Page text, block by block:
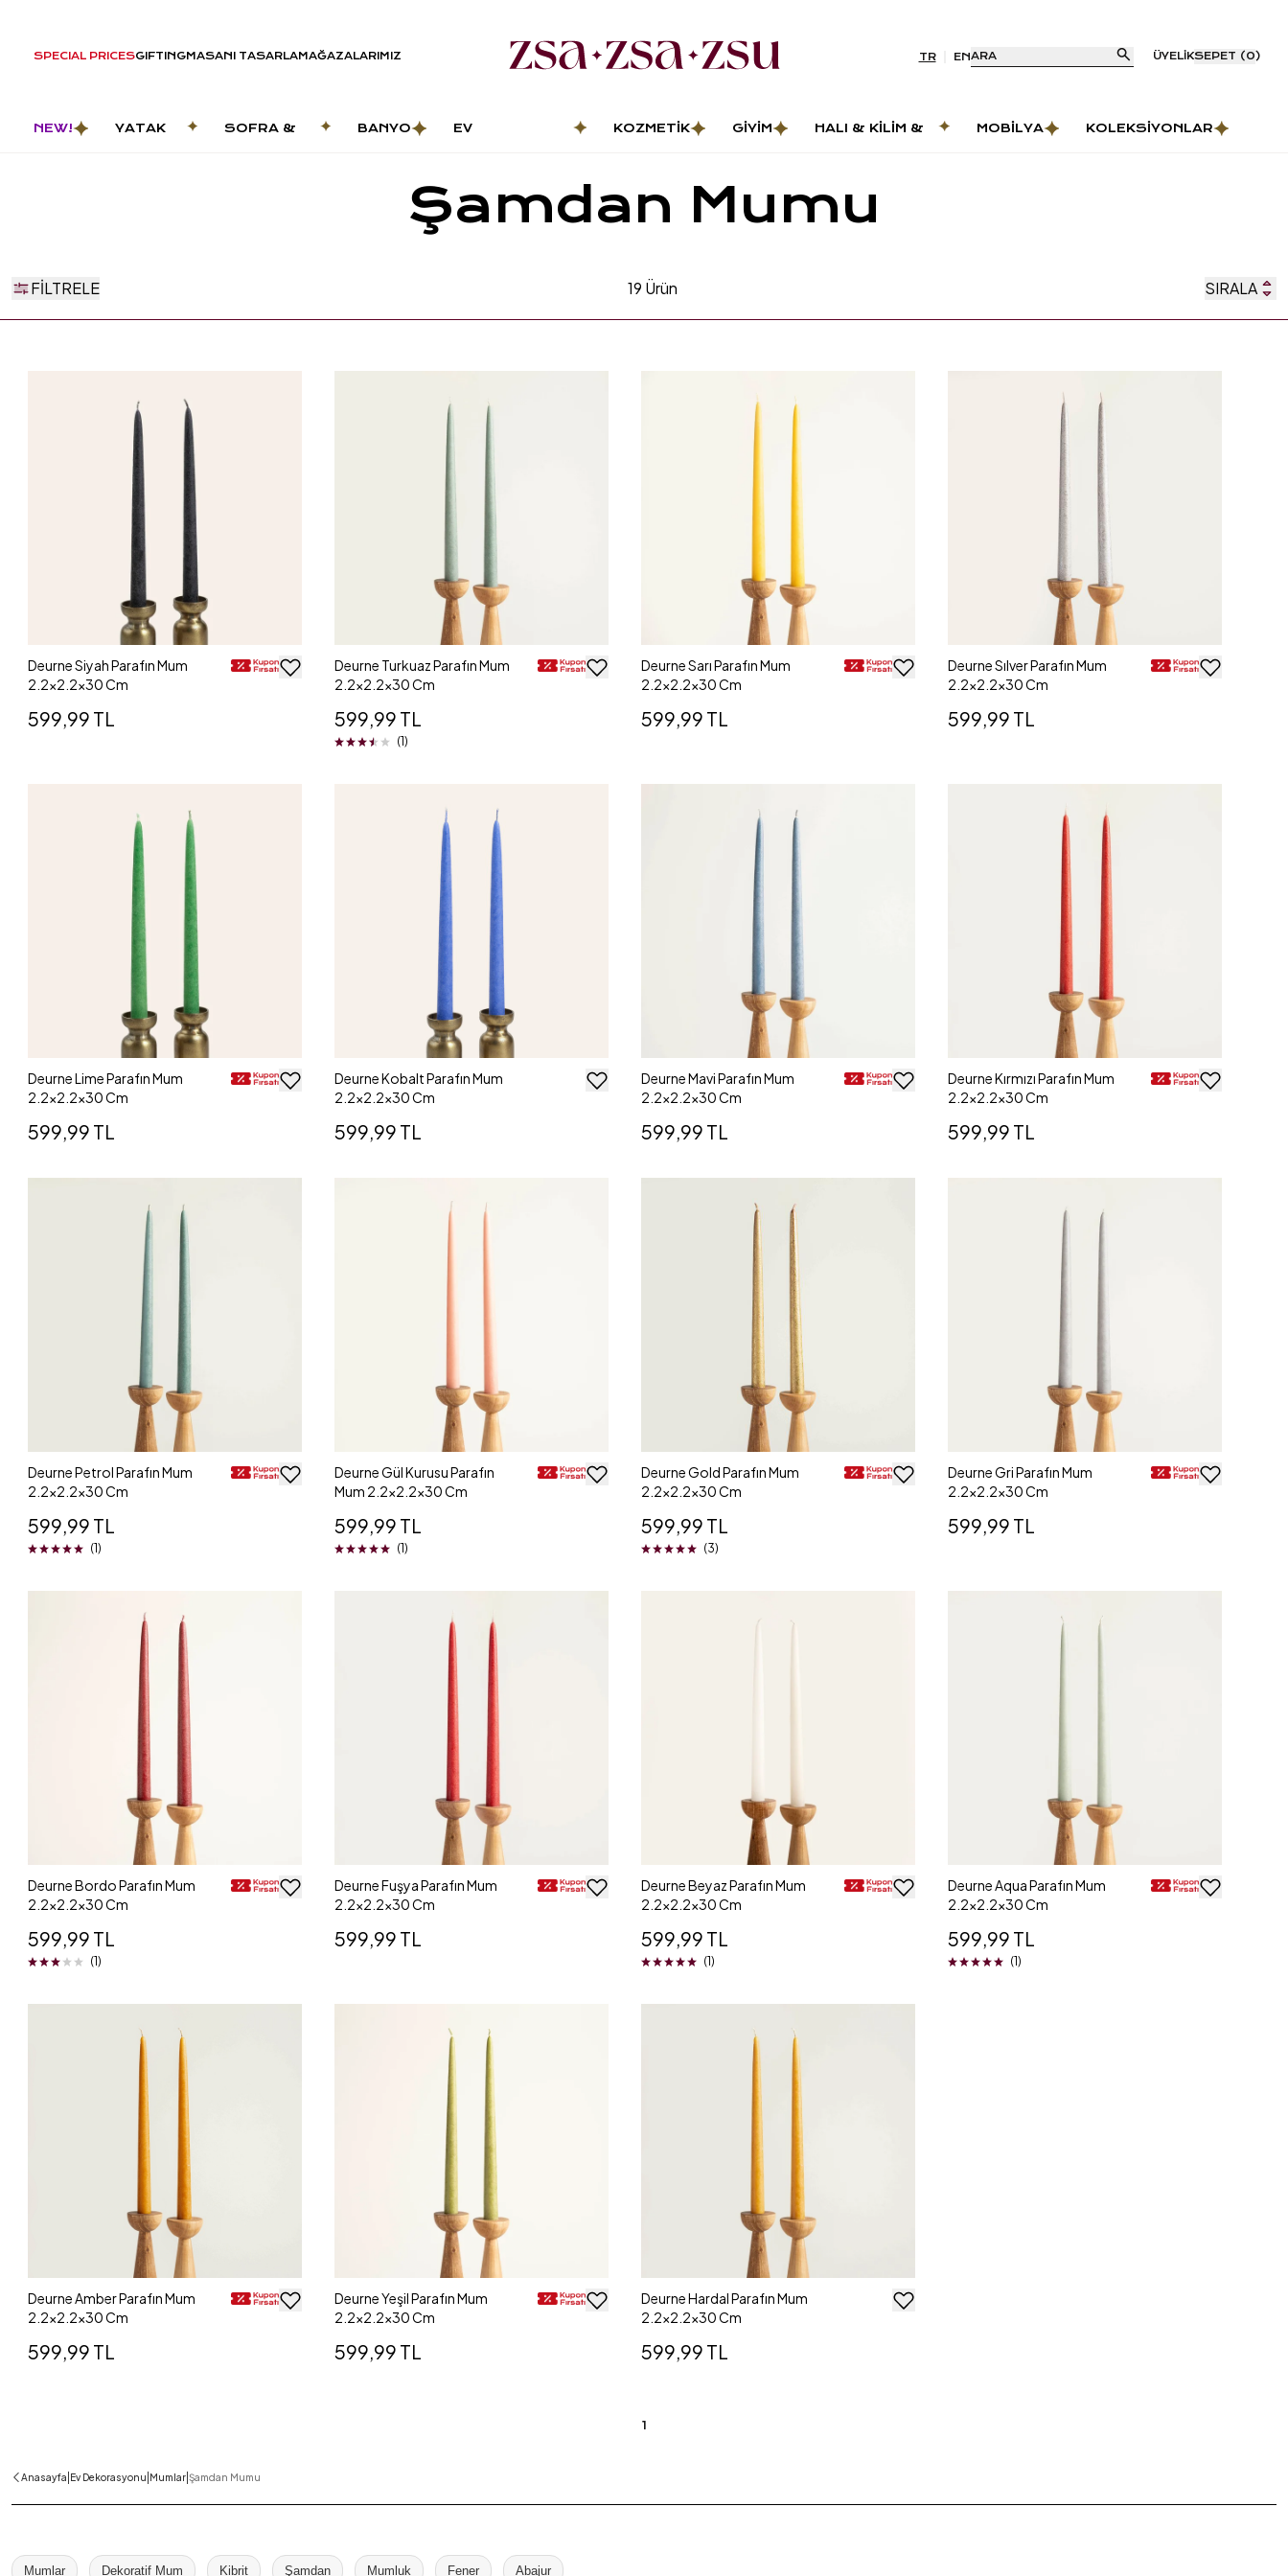
SPECIAL PRICESGIFTINGMASANI TASARLAMAĞAZALARIMIZ TR ENARA ÜYELIKSEPET (0)
NEW!
YATAK
SOFRA &
BANYO
EV
KOZMETIK GIYIM
HALI & KILIM &
MOBILYA KOLEKSIYONLAR
Şamdan Mumu
FILTRELE 19 Ürün SIRALA
Deurne Siyah Parafın Mum
2.2x2.2x30 Cm
599,99 TL
Deurne Turkuaz Parafın Mum
2.2x2.2x30 Cm
599,99 TL
(1)
Deurne Sarı Parafın Mum
2.2x2.2x30 Cm
599,99 TL
Deurne Sılver Parafın Mum
2.2x2.2x30 Cm
599,99 TL
Deurne Lime Parafın Mum
2.2x2.2x30 Cm
599,99 TL
Deurne Kobalt Parafın Mum
2.2x2.2x30 Cm
599,99 TL
Deurne Mavi Parafın Mum
2.2x2.2x30 Cm
599,99 TL
Deurne Kırmızı Parafın Mum
2.2x2.2x30 Cm
599,99 TL
Deurne Petrol Parafın Mum
2.2x2.2x30 Cm
599,99 TL
(1)
Deurne Gül Kurusu Parafın
Mum 2.2x2.2x30 Cm
599,99 TL
(1)
Deurne Gold Parafın Mum
2.2x2.2x30 Cm
599,99 TL
(3)
Deurne Gri Parafın Mum
2.2x2.2x30 Cm
599,99 TL
Deurne Bordo Parafın Mum
2.2x2.2x30 Cm
599,99 TL
(1)
Deurne Fuşya Parafın Mum
2.2x2.2x30 Cm
599,99 TL
Deurne Beyaz Parafın Mum
2.2x2.2x30 Cm
599,99 TL
(1)
Deurne Aqua Parafın Mum
2.2x2.2x30 Cm
599,99 TL
(1)
Deurne Amber Parafın Mum
2.2x2.2x30 Cm
599,99 TL
Deurne Yeşil Parafın Mum
2.2x2.2x30 Cm
599,99 TL
Deurne Hardal Parafın Mum
2.2x2.2x30 Cm
599,99 TL
1
Anasayfa Ev Dekorasyonu Mumlar Şamdan Mumu
Mumlar Dekoratif Mum Kibrit Şamdan Mumluk Fener Abajur